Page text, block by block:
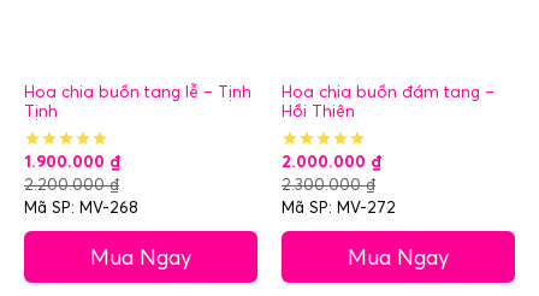
Hoa chia buồn tang lễ – Tịnh
Tịnh
1.900.000 ₫
2.200.000₫
Mã SP: MV-268
Mua Ngay
Hoa chia buồn đám tang –
Hồi Thiên
2.000.000 ₫
2.300.000₫
Mã SP: MV-272
Mua Ngay